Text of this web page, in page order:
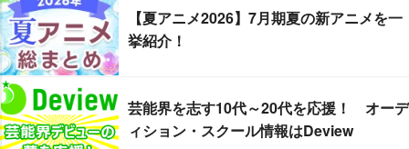
【夏アニメ2026】7月期夏の新アニメを一
挙紹介！
芸能界を志す10代～20代を応援！ オーデ
ィション・スクール情報はDeview